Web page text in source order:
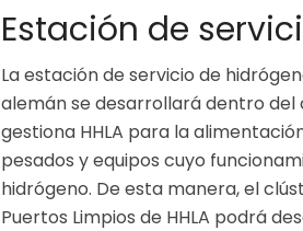
Estación de
La estación de servicio de
alemán se desarrollará dentro del
gestiona HHLA para la
pesados y equipos cuyo
hidrógeno. De esta manera, el
Puertos Limpios de HHLA podrá